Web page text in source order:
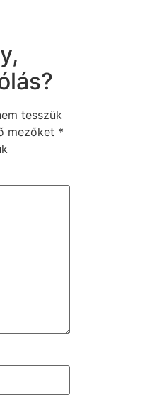
tesszük
mezőket *